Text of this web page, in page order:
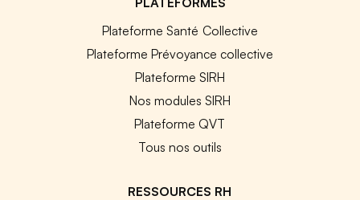
Plateforme Santé Collective
Plateforme Prévoyance collective
Plateforme SIRH
Nos modules SIRH
Plateforme QVT
Tous nos outils
RESSOURCES RH